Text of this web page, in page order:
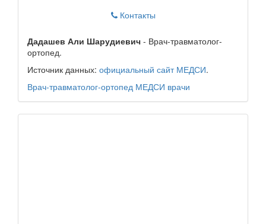
Контакты
Дадашев Али Шарудиевич - Врач-травматолог-
ортопед.
Источник данных: официальный сайт МЕДСИ.
Врач-травматолог-ортопед МЕДСИ врачи